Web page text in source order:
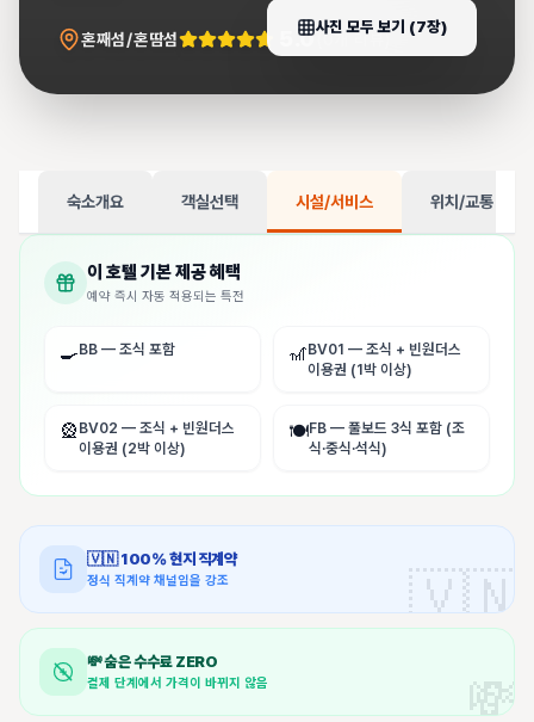
혼째섬/혼땀섬 5.0 0개 리뷰)
사진 모두 보기 (7장)
숙소개요 객실선택 시설/서비스 위치/교통
이 호텔 기본 제공 혜택
예약 즉시 자동 적용되는 특전
🍳BB — 조식 포함 🎢BV01 — 조식 + 빈원더스
이용권 (1박 이상)
🎡 BV02 — 조식 + 빈원더스
이용권 (2박 이상)
🍽️FB — 풀보드 3식 포함 (조
식·중식·석식)
🇻🇳
🇻🇳 100% 현지 직계약
정식 직계약 채널임을 강조
💸
💸숨은 수수료 ZERO
결제 단계에서 가격이 바뀌지 않음